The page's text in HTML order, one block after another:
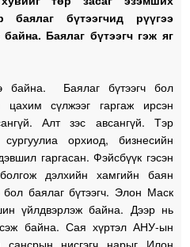
баялаг бүтээгчид рүүгээ
Баялаг бүтээгч гэж яг
байна. Баялаг бүтээгч бол
цахим сүлжээг гаргаж ирсэн
Алт зэс авсангүй. Тэр
орхиод, бизнесийн
гаргасан. Фэйсбүүк гэсэн
дэлхийн хамгийн баян
баялаг бүтээгч. Элон Маск
үйлдвэрлэж байна. Дээр нь
байна. Сая хүртэл АНУ-ын
сансрын нисгэгч нарыг Илон